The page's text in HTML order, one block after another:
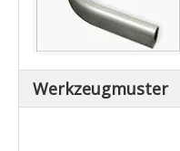
Werkzeugmuster